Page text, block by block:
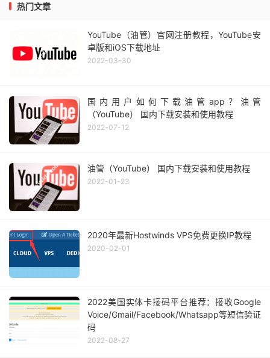
热门文章
YouTube（油管）官网注册教程，YouTube安
卓版和iOS下载地址
2022-03-30
国内用户如何下载油管app？油管
（YouTube） 国内下载安装和使用教程
2022-07-12
油管（YouTube） 国内下载安装和使用教程
2022-01-23
2020年最新Hostwinds VPS免费更换IP教程
2020-02-01
2022美国实体卡接码平台推荐：接收Google
Voice/Gmail/Facebook/Whatsapp等短信验证
码
2022-08-27